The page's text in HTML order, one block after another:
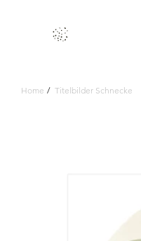
Home / Titelbilder Schnecke